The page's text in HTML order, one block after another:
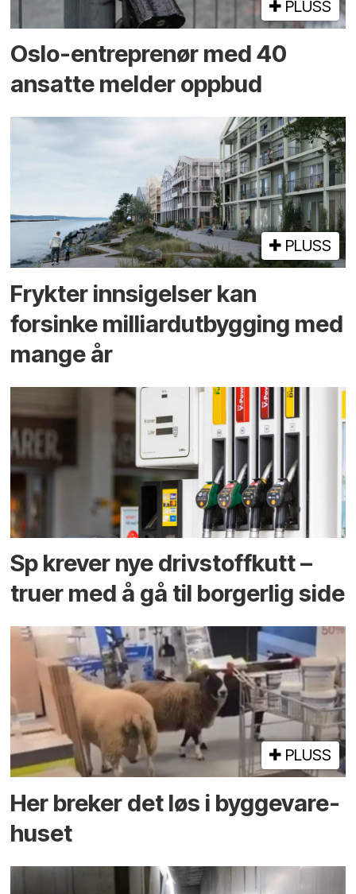
PLUSS
Oslo-entreprenør med 40
ansatte melder oppbud
PLUSS
Frykter innsigelser kan
forsinke milliard­utbygging med
mange år
Sp krever nye drivstoffkutt –
truer med å gå til borgerlig side
PLUSS
Her breker det løs i bygge­vare­
huset